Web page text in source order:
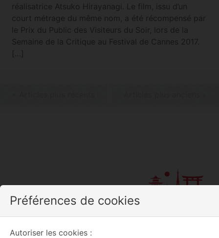
Préférences de cookies
Autoriser les cookies :
réalisatrice Atsuko Hirayanagi. Le film, issu d’un
court métrage du même nom, a été récompensé par
le Prix du Public des Visiteurs du Soir, lors de la
Semaine de la Critique au Festival de Cannes 2017.
[…]
Rouen Japon